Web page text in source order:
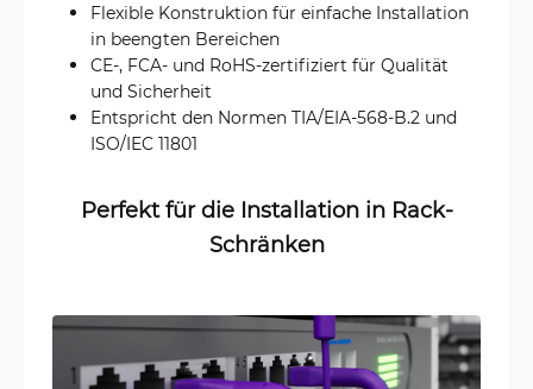
Flexible Konstruktion für einfache Installation
in beengten Bereichen
CE-, FCA- und RoHS-zertifiziert für Qualität
und Sicherheit
Entspricht den Normen TIA/EIA-568-B.2 und
ISO/IEC 11801
Perfekt für die Installation in Rack-
Schränken